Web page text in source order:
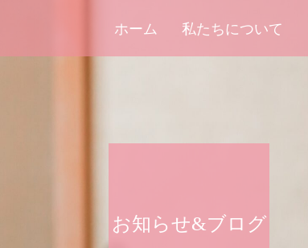
ホーム 私たちについて
お知らせ&ブログ